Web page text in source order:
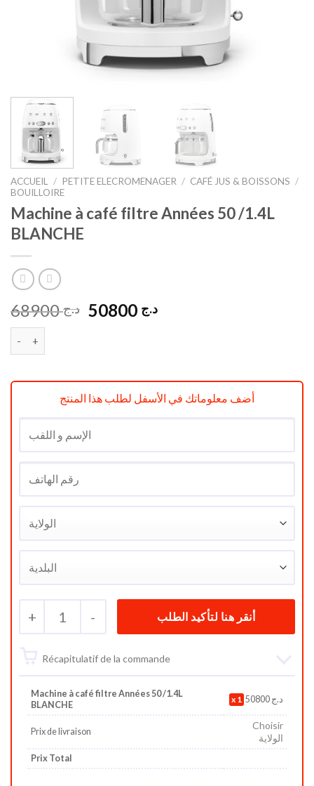
ACCUEIL / PETITE ELECROMENAGER / CAFÉ JUS & BOISSONS /
BOUILLOIRE
Machine à café filtre Années 50 /1.4L
BLANCHE
د.ج68900
Le
د.ج 68900.
د.جLe
د.ج 50800.
أضف معلوماتك في الأسفل لطلب هذا المنتج
+ 1 -
Récapitulatif de la commande
Machine à café filtre Années 50 /1.4L
BLANCHE
1 50800 د.ج
Prix de livraison
Choisir
الولاية
Prix Total